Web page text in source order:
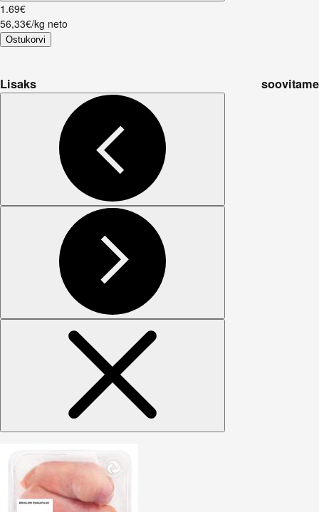
1 .69€
56,33€/kg neto
Ostukorvi
Lisaks soovitame